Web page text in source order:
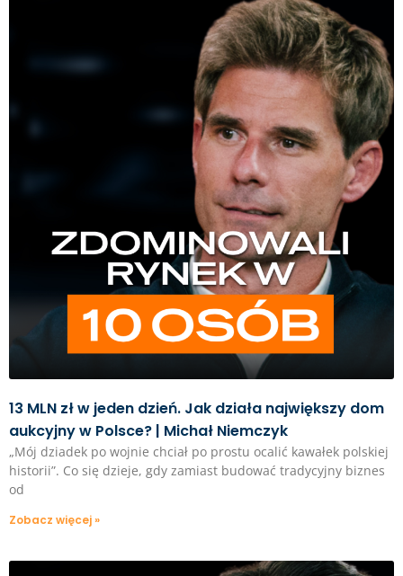
13 MLN zł w jeden dzień. Jak działa największy dom
aukcyjny w Polsce? | Michał Niemczyk
„Mój dziadek po wojnie chciał po prostu ocalić kawałek polskiej
historii”. Co się dzieje, gdy zamiast budować tradycyjny biznes
od
Zobacz więcej »